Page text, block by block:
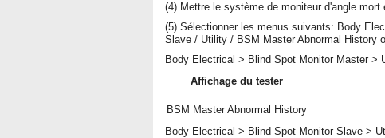
(4) Mettre le système de moniteur d'angle mort
(5) Sélectionner les menus suivants: Body
Slave / Utility / BSM Master Abnormal History
Body Electrical > Blind Spot Monitor Master >
Affichage du tester
BSM Master Abnormal History
Body Electrical > Blind Spot Monitor Slave >